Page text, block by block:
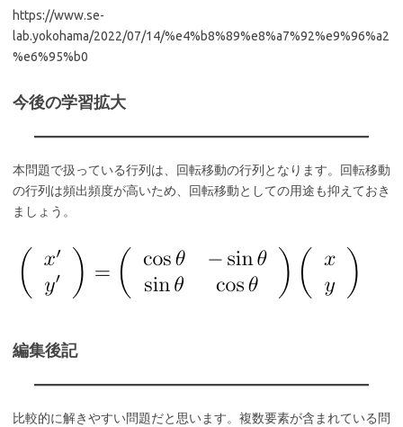
https://www.se-
lab.yokohama/2022/07/14/%e4%b8%89%e8%a7%92%e9%96%a2
%e6%95%b0
今後の学習拡大
本問題で扱っている行列は、回転移動の行列となります。回転移動
の行列は頻出頻度が高いため、回転移動としての用途も抑えておき
ましょう。
編集後記
比較的に解きやすい問題だと思います。複数要素が含まれている問